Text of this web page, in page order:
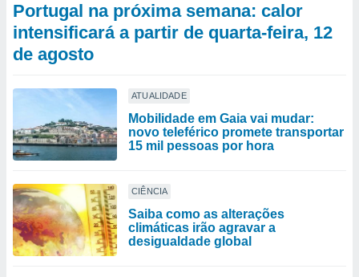
Portugal na próxima semana: calor
intensificará a partir de quarta-feira, 12
de agosto
ATUALIDADE
Mobilidade em Gaia vai mudar:
novo teleférico promete transportar
15 mil pessoas por hora
CIÊNCIA
Saiba como as alterações
climáticas irão agravar a
desigualdade global